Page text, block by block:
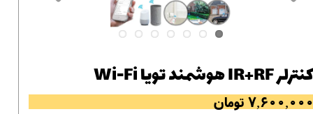
کنترلر IR+RF هوشمند تویا Wi-Fi
۷,۶۰۰,۰۰۰ تومان